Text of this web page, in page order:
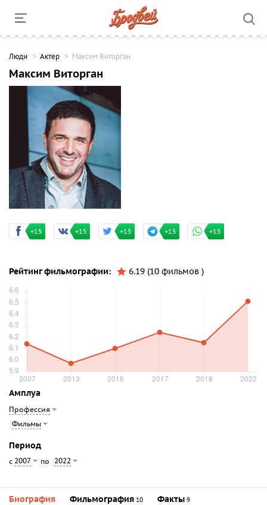
Люди Актер Максим Виторган
Максим Виторган
+15 +15 +15 +15 +15
Рейтинг фильмографии: 6.19 (10 фильмов )
Амплуа
Профессия
Фильмы
Период
с 2007 по 2022
Биография Фильмография 10 Факты 9